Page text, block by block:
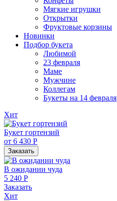
Мягкие игрушки
Открытки
Фруктовые корзины
Новинки
Подбор букета
Любимой
23 февраля
Маме
Мужчине
Коллегам
Букеты на 14 февраля
Хит
Букет гортензий
от 6 430 Р
Заказать
В ожидании чуда
5 240 Р
Заказать
Хит